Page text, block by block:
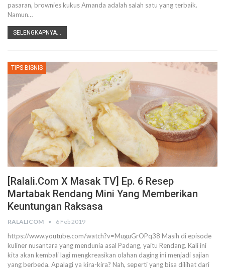
pasaran, brownies kukus Amanda adalah salah satu yang terbaik.
Namun…
SELENGKAPNYA...
TIPS BISNIS
[Ralali.Com X Masak TV] Ep. 6 Resep
Martabak Rendang Mini Yang Memberikan
Keuntungan Raksasa
RALALICOM 6 Feb 2019
https://www.youtube.com/watch?v=MuguGrOPq38 Masih di episode
kuliner nusantara yang mendunia asal Padang, yaitu Rendang. Kali ini
kita akan kembali lagi mengkreasikan olahan daging ini menjadi sajian
yang berbeda. Apalagi ya kira-kira? Nah, seperti yang bisa dilihat dari